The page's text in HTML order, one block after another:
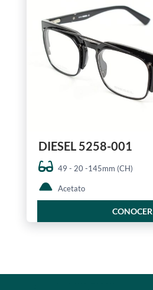
DIESEL 5258-001
49 - 20 -145mm (CH)
Acetato
CONOCER